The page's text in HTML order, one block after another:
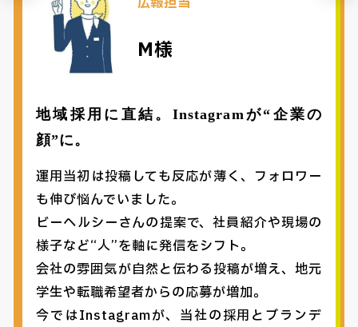
M様
地域採用に直結。Instagramが“企業の
顔”に。
運用当初は投稿しても反応が薄く、フォロワー
も伸び悩んでいました。
ビーヘルシーさんの提案で、社員紹介や現場の
様子など“人”を軸に発信をシフト。
会社の雰囲気が自然と伝わる投稿が増え、地元
学生や転職希望者からの応募が増加。
今ではInstagramが、当社の採用とブランデ